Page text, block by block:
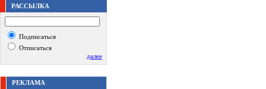
РАССЫЛКА
Подписаться
Отписаться
далее
РЕКЛАМА